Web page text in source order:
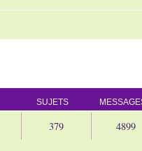
SUJETS
379 4899